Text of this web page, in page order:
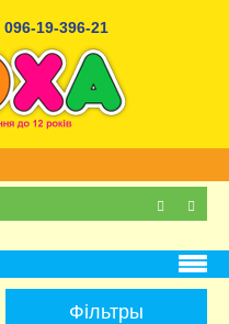
096-19-396-21
Фільтры